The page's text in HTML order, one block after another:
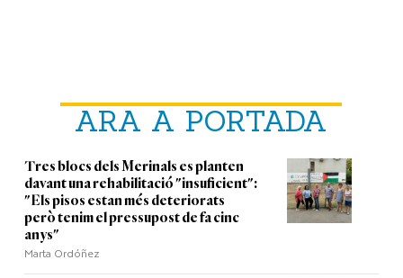
ARA A PORTADA
Tres blocs dels Merinals es planten
davant una rehabilitació "insuficient":
"Els pisos estan més deteriorats
però tenim el pressupost de fa cinc
anys"
Marta Ordóñez